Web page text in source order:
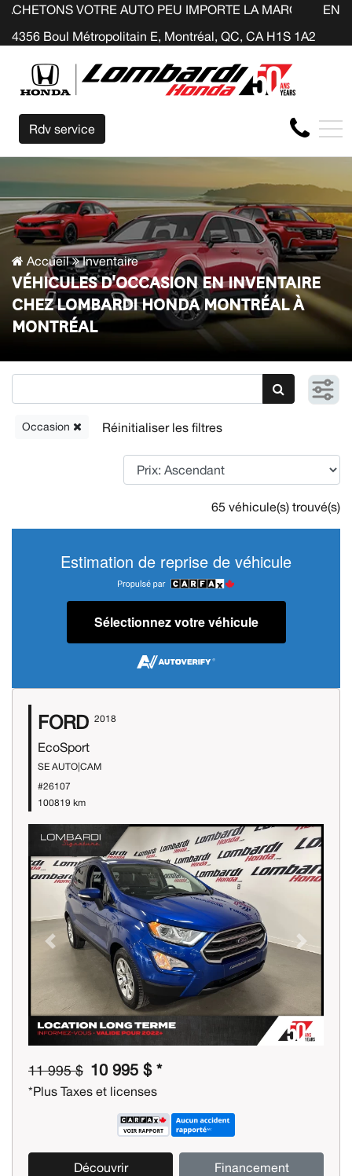
AUTO PEU IMPORTE LA MARQUE AVANT LA FIN
4356 Boul Métropolitain E, Montréal, QC, CA H1S 1A2
EN
Rdv service
Accueil Inventaire
VÉHICULES D'OCCASION EN INVENTAIRE
CHEZ LOMBARDI HONDA MONTRÉAL À
MONTRÉAL
Occasion
65 véhicule(s) trouvé(s)
Estimation de reprise de véhicule
Sélectionnez votre véhicule
FORD 2018
EcoSport
SE AUTO|CAM
#26107
100819 km
Previous Next
11 995 $ 10 995 $ *
*Plus Taxes et licenses
Découvrir Financement